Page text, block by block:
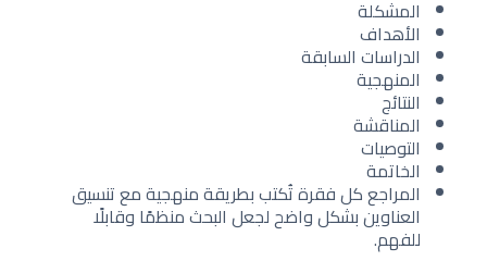
المشكلة
الأهداف
الدراسات السابقة
المنهجية
النتائج
المناقشة
التوصيات
الخاتمة
المراجع كل فقرة تُكتب بطريقة منهجية مع تنسيق
العناوين بشكل واضح لجعل البحث منظمًا وقابلًا
للفهم.